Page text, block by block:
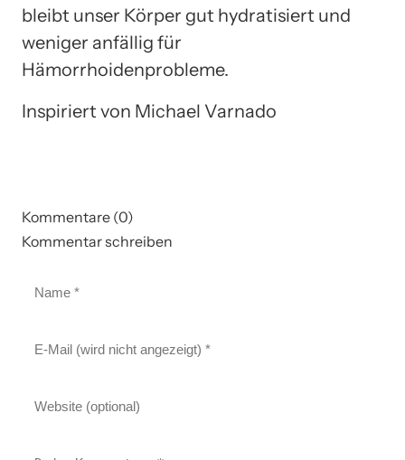
bleibt unser Körper gut hydratisiert und
weniger anfällig für
Hämorrhoidenprobleme.
Inspiriert von Michael Varnado
Kommentare (0)
Kommentar schreiben